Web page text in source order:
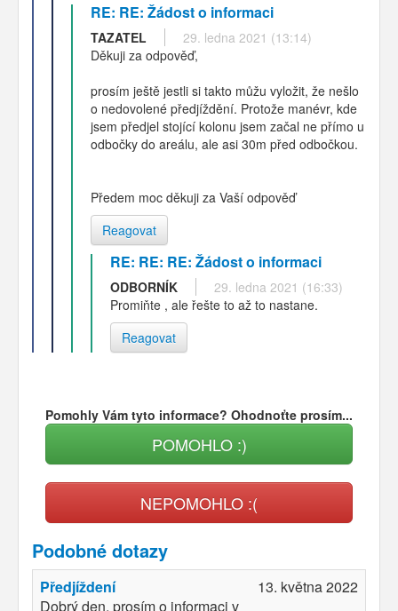
RE: RE: Žádost o informaci
TAZATEL
29. ledna 2021 (13:14)
Děkuji za odpověď,
prosím ještě jestli si takto můžu vyložit, že nešlo
o nedovolené předjíždění. Protože manévr, kde
jsem předjel stojící kolonu jsem začal ne přímo u
odbočky do areálu, ale asi 30m před odbočkou.
Předem moc děkuji za Vaší odpověď
Reagovat
RE: RE: RE: Žádost o informaci
ODBORNÍK
29. ledna 2021 (16:33)
Promiňte , ale řešte to až to nastane.
Reagovat
Pomohly Vám tyto informace? Ohodnoťte prosím...
POMOHLO :)
NEPOMOHLO :(
Podobné dotazy
Předjíždení
Dobrý den, prosím o informaci v
13. května 2022